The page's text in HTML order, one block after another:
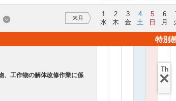
来月
1
水
2
木
3
金
4
土
5
日
6
月
特別
、工作物の解体改修作業に係
Th